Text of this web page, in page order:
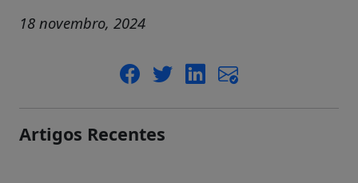
18 novembro, 2024
Artigos Recentes